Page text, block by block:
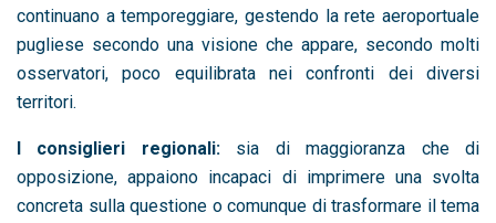
continuano a temporeggiare, gestendo la rete aeroportuale
pugliese secondo una visione che appare, secondo molti
osservatori, poco equilibrata nei confronti dei diversi
territori.
I consiglieri regionali:sia di maggioranza che di
opposizione, appaiono incapaci di imprimere una svolta
concreta sulla questione o comunque di trasformare il tema